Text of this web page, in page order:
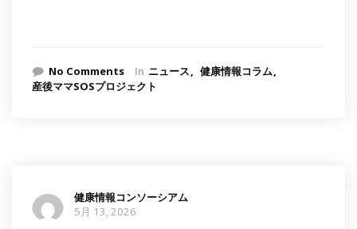
No Comments In ニュース
健康情報コラム
産後ママSOSプロジェクト
健康情報コンソーシアム
5月 13, 2026